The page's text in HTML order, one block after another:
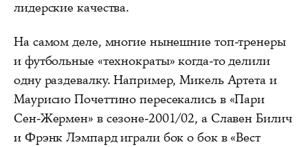
лидерские качества.
На самом деле, многие нынешние топ-тренеры
и футбольные «технократы» когда-то делили
одну раздевалку. Например, Микель Артета и
Маурисио Почеттино пересекались в «Пари
Сен-Жермен» в сезоне-2001/02, а Славен Билич
и Фрэнк Лэмпард играли бок о бок в «Вест